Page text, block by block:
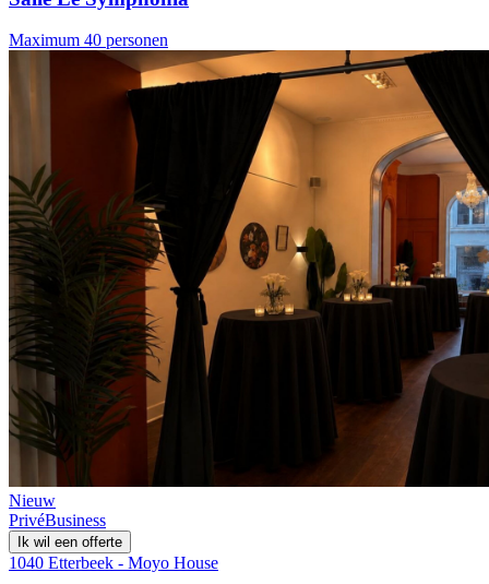
Maximum 40 personen
Nieuw
PrivéBusiness
Ik wil een offerte
1040 Etterbeek - Moyo House